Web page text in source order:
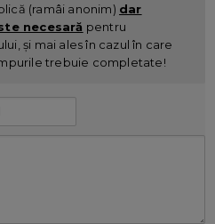
(ramâi anonim) dar
necesară pentru
și mai ales în cazul în care
trebuie completate!